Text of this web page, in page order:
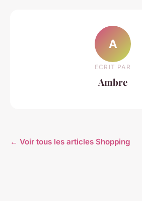
A
ECRIT PAR
Ambre
← Voir tous les articles Shopping